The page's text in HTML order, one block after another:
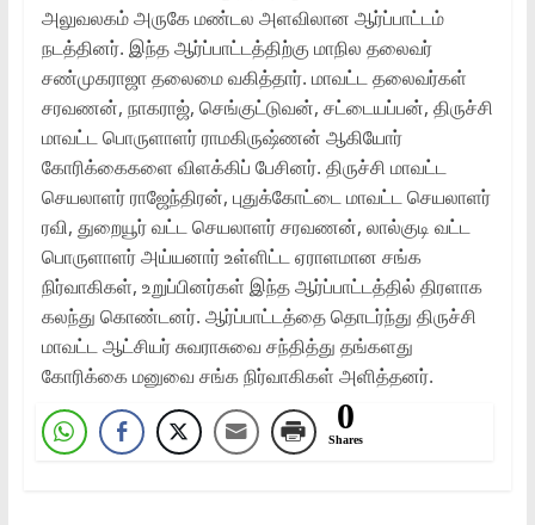
அலுவலகம் அருகே மண்டல அளவிலான ஆர்ப்பாட்டம்
நடத்தினர். இந்த ஆர்ப்பாட்டத்திற்கு மாநில தலைவர்
சண்முகராஜா தலைமை வகித்தார். மாவட்ட தலைவர்கள்
சரவணன், நாகராஜ், செங்குட்டுவன், சட்டையப்பன், திருச்சி
மாவட்ட பொருளாளர் ராமகிருஷ்ணன் ஆகியோர்
கோரிக்கைகளை விளக்கிப் பேசினர். திருச்சி மாவட்ட
செயலாளர் ராஜேந்திரன், புதுக்கோட்டை மாவட்ட செயலாளர்
ரவி, துறையூர் வட்ட செயலாளர் சரவணன், லால்குடி வட்ட
பொருளாளர் அய்யனார் உள்ளிட்ட ஏராளமான சங்க
நிர்வாகிகள், உறுப்பினர்கள் இந்த ஆர்ப்பாட்டத்தில் திரளாக
கலந்து கொண்டனர். ஆர்ப்பாட்டத்தை தொடர்ந்து திருச்சி
மாவட்ட ஆட்சியர் சுவராசுவை சந்தித்து தங்களது
கோரிக்கை மனுவை சங்க நிர்வாகிகள் அளித்தனர்.
0
Shares